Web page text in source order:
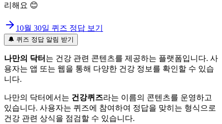
리해요 😊
10월 30일 퀴즈 정답 보기
🔔 퀴즈 정답 알림 받기
나만의 닥터 는 건강 관련 콘텐츠를 제공하는 플랫폼입니다. 사
용자는 앱 또는 웹을 통해 다양한 건강 정보를 확인할 수 있습
니다.
나만의 닥터에서는 건강퀴즈라는 이름의 콘텐츠를 운영하고
있습니다. 사용자는 퀴즈에 참여하여 정답을 맞히는 형식으로
건강 관련 상식을 점검할 수 있습니다.